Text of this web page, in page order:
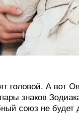
головой. А вот
знаков
союз не будет